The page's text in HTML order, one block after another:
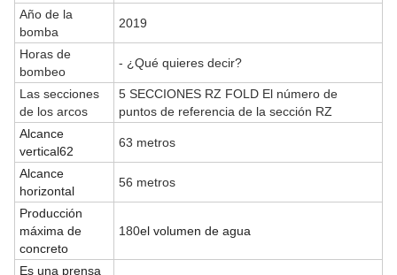
Año de la
bomba
2019
Horas de
bombeo
- ¿Qué quieres decir?
Las secciones
de los arcos
5 SECCIONES RZ FOLD El número de
puntos de referencia de la sección RZ
Alcance
vertical62
63 metros
Alcance
horizontal
56 metros
Producción
máxima de
concreto
180el volumen de agua
Es una prensa